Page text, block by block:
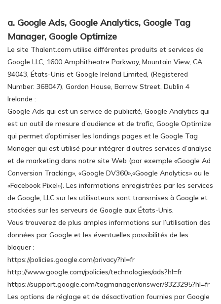
a. Google Ads, Google Analytics, Google Tag
Manager, Google Optimize
Le site Thalent.com utilise différentes produits et services de
Google LLC, 1600 Amphitheatre Parkway, Mountain View, CA
94043, États-Unis et Google Ireland Limited, (Registered
Number: 368047), Gordon House, Barrow Street, Dublin 4
Irelande :
Google Ads qui est un service de publicité, Google Analytics qui
est un outil de mesure d’audience et de trafic, Google Optimize
qui permet d’optimiser les landings pages et le Google Tag
Manager qui est utilisé pour intégrer d’autres services d’analyse
et de marketing dans notre site Web (par exemple «Google Ad
Conversion Tracking», «Google DV360»,«Google Analytics» ou le
«Facebook Pixel»). Les informations enregistrées par les services
de Google, LLC sur les utilisateurs sont transmises à Google et
stockées sur les serveurs de Google aux États-Unis.
Vous trouverez de plus amples informations sur l’utilisation des
données par Google et les éventuelles possibilités de les
bloquer :
https://policies.google.com/privacy?hl=fr
http://www.google.com/policies/technologies/ads?hl=fr
https://support.google.com/tagmanager/answer/9323295?hl=fr
Les options de réglage et de désactivation fournies par Google